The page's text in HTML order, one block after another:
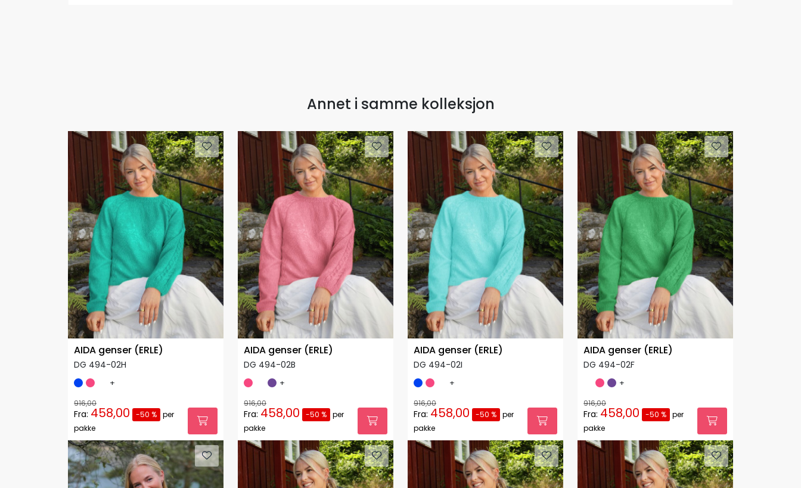
Annet i samme kolleksjon
AIDA genser (ERLE)
DG 494-02H
+
916,00
Fra: 458,00 -50 % per
pakke
AIDA genser (ERLE)
DG 494-02B
+
916,00
Fra: 458,00 -50 % per
pakke
AIDA genser (ERLE)
DG 494-02I
+
916,00
Fra: 458,00 -50 % per
pakke
AIDA genser (ERLE)
DG 494-02F
+
916,00
Fra: 458,00 -50 % per
pakke